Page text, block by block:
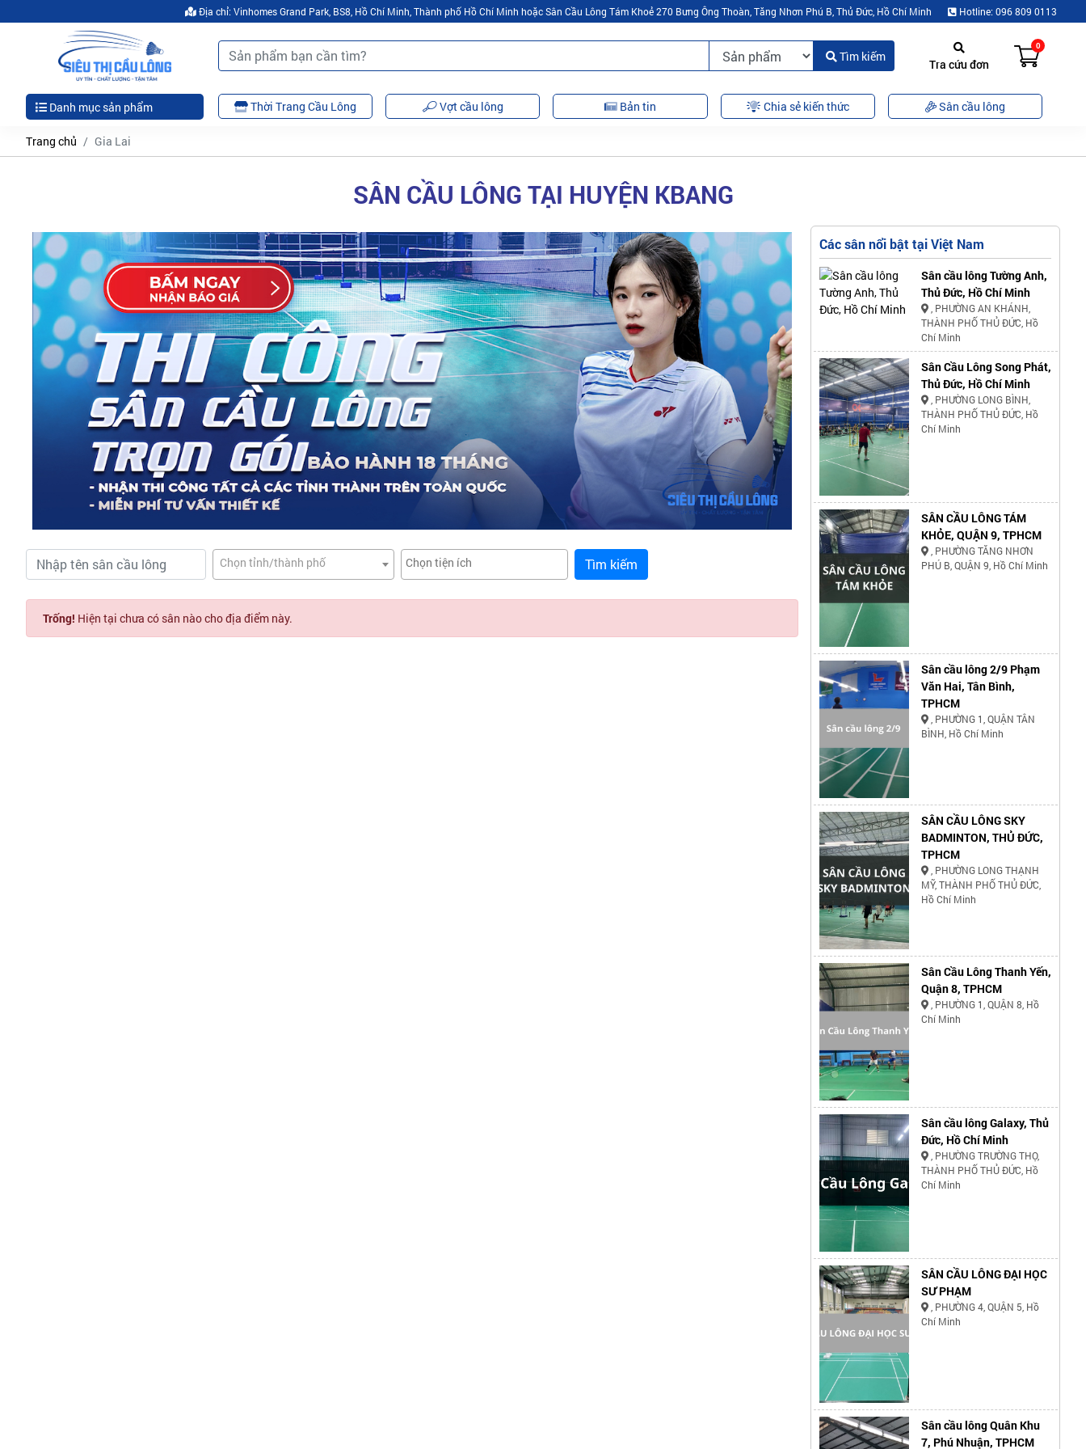
Địa chỉ: Vinhomes Grand Park, BS8, Hồ Chí Minh, Thành phố Hồ Chí Minh hoặc Sân Cầu Lông Tám Khoẻ 270 Bưng Ông Thoàn, Tăng Nhơn Phú B, Thủ Đức, Hồ Chí Minh Hotline: 096 809 0113
Tìm kiếm
Tra cứu đơn
0
Danh mục sản phẩm Thời Trang Cầu Lông Vợt cầu lông Bản tin Chia sẻ kiến thức Sân cầu lông
Trang chủ Gia Lai
SÂN CẦU LÔNG TẠI HUYỆN KBANG
Chọn tỉnh/thành phố Tìm kiếm
Trống! Hiện tại chưa có sân nào cho địa điểm này.
Các sân nổi bật tại Việt Nam
Sân cầu lông Tường Anh,
Thủ Đức, Hồ Chí Minh
, PHƯỜNG AN KHÁNH,
THÀNH PHỐ THỦ ĐỨC, Hồ
Chí Minh
Sân Cầu Lông Song Phát,
Thủ Đức, Hồ Chí Minh
, PHƯỜNG LONG BÌNH,
THÀNH PHỐ THỦ ĐỨC, Hồ
Chí Minh
SÂN CẦU LÔNG TÁM
KHỎE, QUẬN 9, TPHCM
, PHƯỜNG TĂNG NHƠN
PHÚ B, QUẬN 9, Hồ Chí Minh
Sân cầu lông 2/9 Phạm
Văn Hai, Tân Bình,
TPHCM
, PHƯỜNG 1, QUẬN TÂN
BÌNH, Hồ Chí Minh
SÂN CẦU LÔNG SKY
BADMINTON, THỦ ĐỨC,
TPHCM
, PHƯỜNG LONG THẠNH
MỸ, THÀNH PHỐ THỦ ĐỨC,
Hồ Chí Minh
Sân Cầu Lông Thanh Yến,
Quận 8, TPHCM
, PHƯỜNG 1, QUẬN 8, Hồ
Chí Minh
Sân cầu lông Galaxy, Thủ
Đức, Hồ Chí Minh
, PHƯỜNG TRƯỜNG THỌ,
THÀNH PHỐ THỦ ĐỨC, Hồ
Chí Minh
SÂN CẦU LÔNG ĐẠI HỌC
SƯ PHẠM
, PHƯỜNG 4, QUẬN 5, Hồ
Chí Minh
Sân cầu lông Quân Khu
7, Phú Nhuận, TPHCM